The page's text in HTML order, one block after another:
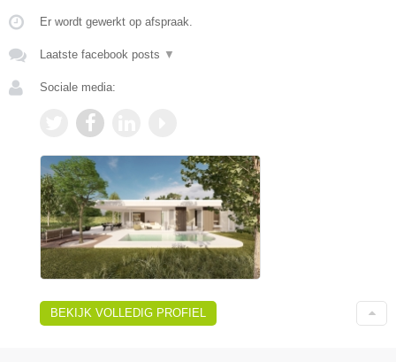
Er wordt gewerkt op afspraak.
Laatste facebook posts ▼
Sociale media:
BEKIJK VOLLEDIG PROFIEL